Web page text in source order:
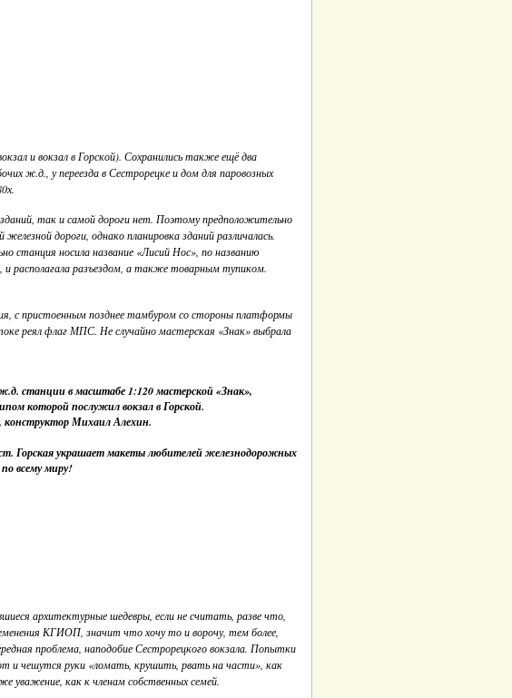
и вокзал в Горской). Сохранились также ещё два
ж.д., у переезда в Сестрорецке и дом для паровозных
зданий, так и самой дороги нет. Поэтому предположительно
дороги, однако планировка зданий различалась.
станция носила название «Лисий Нос», по названию
и располагала разъездом, а также товарным тупиком.
с пристоенным позднее тамбуром со стороны платформы
реял флаг МПС. Не случайно мастерская «Знак» выбрала
станции в масштабе 1:120 мастерской «Знак»,
которой послужил вокзал в Горской.
конструктор Михаил Алехин.
Горская украшает макеты любителей железнодорожных
всему миру!
архитектурные шедевры, если не считать, разве что,
КГИОП, значит что хочу то и ворочу, тем более,
проблема, наподобие Сестрорецкого вокзала. Попытки
и чешутся руки «ломать, крушить, рвать на части», как
уважение, как к членам собственных семей.